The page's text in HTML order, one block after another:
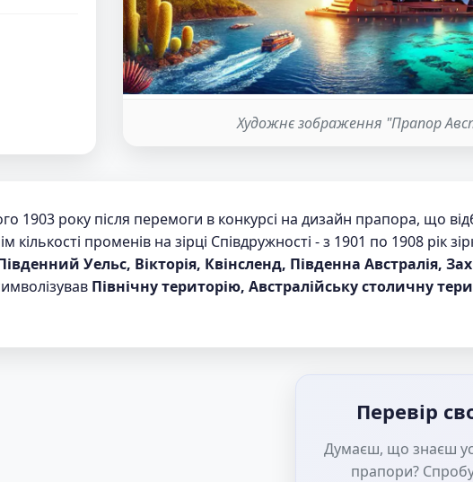
Художнє зображення "Прапор
1903 року після перемоги в конкурсі на дизайн прапора, що
променів на зірці Співдружності - з 1901 по 1908 рік
Уельс, Вікторія, Квінсленд, Південна Австралія,
Північну територію, Австралійську столичну
Перевір
Думаєш, що знаєш
прапори?